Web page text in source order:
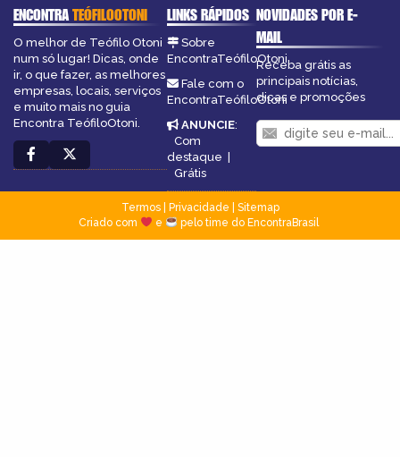
ENCONTRATEÓFILOOTONI
O melhor de Teófilo Otoni
num só lugar! Dicas, onde
ir, o que fazer, as melhores
empresas, locais, serviços
e muito mais no guia
Encontra TeófiloOtoni.
LINKS RÁPIDOS
Sobre
EncontraTeófiloOtoni
Fale com o
EncontraTeófiloOtoni
ANUNCIE:
Com
destaque |
Grátis
NOVIDADES POR E-
MAIL
Receba grátis as
principais notícias,
dicas e promoções
Termos| Privacidade
Sitemap
Criado com
e pelo time do EncontraBrasil